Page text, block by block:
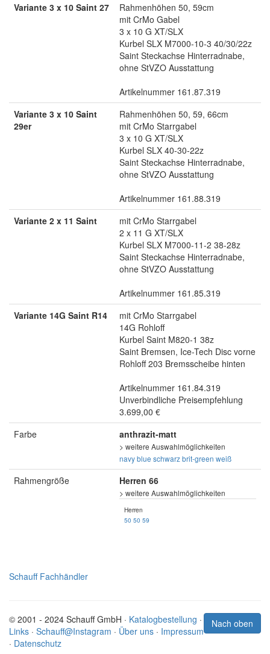
Variante 3 x 10 Saint 27
Rahmenhöhen 50, 59cm
mit CrMo Gabel
3 x 10 G XT/SLX
Kurbel SLX M7000-10-3 40/30/22z
Saint Steckachse Hinterradnabe,
ohne StVZO Ausstattung
Artikelnummer 161.87.319
Variante 3 x 10 Saint
29er
Rahmenhöhen 50, 59, 66cm
mit CrMo Starrgabel
3 x 10 G XT/SLX
Kurbel SLX 40-30-22z
Saint Steckachse Hinterradnabe,
ohne StVZO Ausstattung
Artikelnummer 161.88.319
Variante 2 x 11 Saint
mit CrMo Starrgabel
2 x 11 G XT/SLX
Kurbel SLX M7000-11-2 38-28z
Saint Steckachse Hinterradnabe,
ohne StVZO Ausstattung
Artikelnummer 161.85.319
Variante 14G Saint R14
mit CrMo Starrgabel
14G Rohloff
Kurbel Saint M820-1 38z
Saint Bremsen, Ice-Tech Disc vorne
Rohloff 203 Bremsscheibe hinten
Artikelnummer 161.84.319
Unverbindliche Preisempfehlung
3.699,00 €
Farbe
anthrazit-matt
> weitere Auswahlmöglichkeiten
navy blue schwarzbrit-green weiß
Rahmengröße Herren 66
> weitere Auswahlmöglichkeiten
Herren
50 50 59
Schauff Fachhändler
Nach oben
© 2001 - 2024 Schauff GmbH · Katalogbestellung ·
Links · Schauff@Instagram · Über uns · Impressum
· Datenschutz